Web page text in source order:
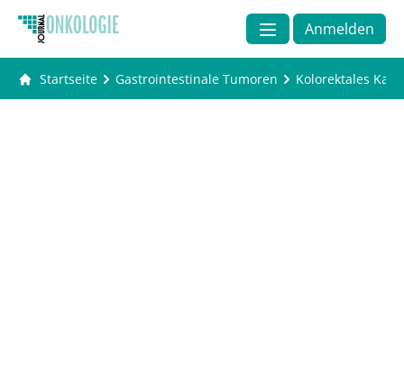
Anmelden
Startseite Gastrointestinale Tumoren Kolorektales